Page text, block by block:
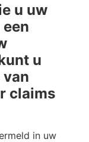
u uw
u
claims
in uw